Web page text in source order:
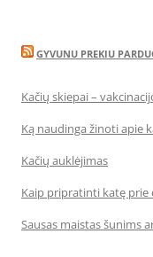
GYVUNU PREKIU
Kačių skiepai –
Ką naudinga žinoti apie
Kačių auklėjimas
Kaip pripratinti katę prie
Sausas maistas šunims